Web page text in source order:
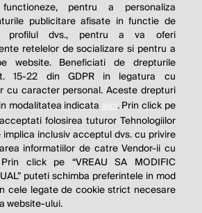
pentru a personaliza
publicitare afisate in functie de
profilul dvs., pentru a va oferi
retelelor de socializare si pentru a
website. Beneficiati de drepturile
15-22 din GDPR in legatura cu
cu caracter personal. Aceste drepturi
modalitatea indicata aici. Prin click pe
acceptati folosirea tuturor Tehnologiilor
inclusiv acceptul dvs. cu privire
informatiilor de catre Vendor-ii cu
click pe “VREAU SA MODIFIC
puteti schimba preferintele in mod
cele legate de cookie strict necesare
website-ului.